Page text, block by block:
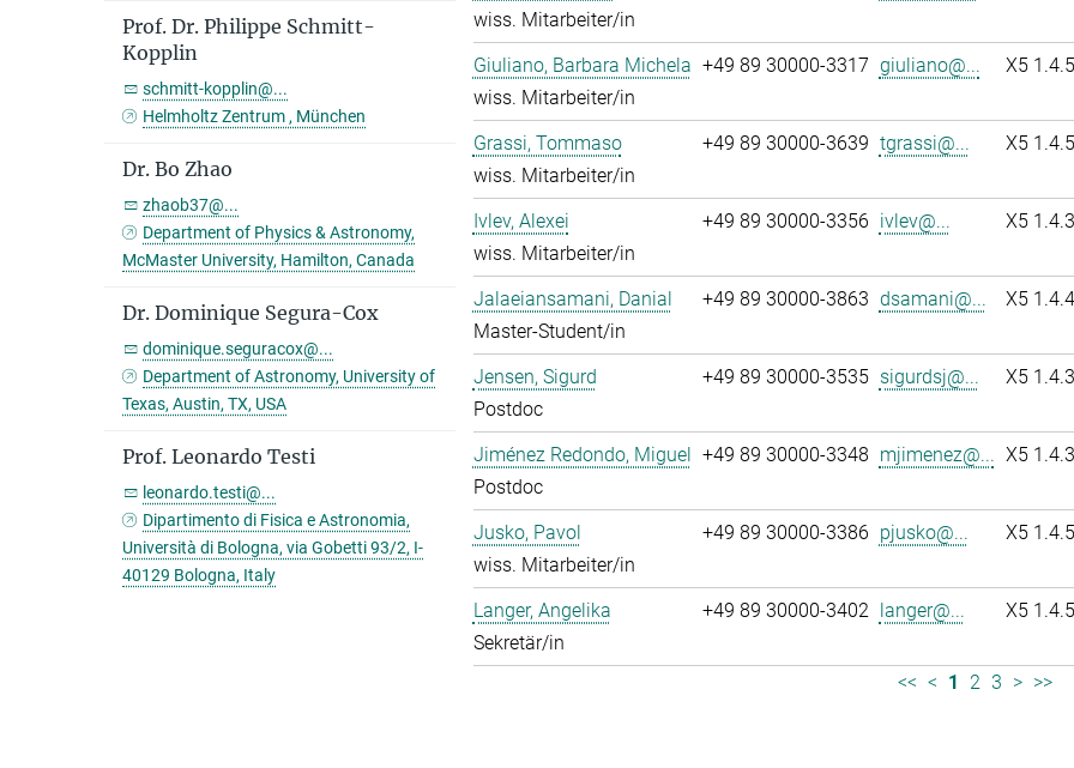
wiss. Mitarbeiter/in
Giuliano, Barbara Michela
wiss. Mitarbeiter/in
+49 89 30000-3317 giuliano@... X5
Grassi, Tommaso
wiss. Mitarbeiter/in
+49 89 30000-3639 tgrassi@... X5
Ivlev, Alexei
wiss. Mitarbeiter/in
+49 89 30000-3356 ivlev@... X5
Jalaeiansamani, Danial
Master-Student/in
+49 89 30000-3863 dsamani@... X5
Jensen, Sigurd
Postdoc
+49 89 30000-3535 sigurdsj@... X5
Jiménez Redondo, Miguel
Postdoc
+49 89 30000-3348 mjimenez@... X5
Jusko, Pavol
wiss. Mitarbeiter/in
+49 89 30000-3386 pjusko@... X5
Langer, Angelika
Sekretär/in
+49 89 30000-3402 langer@... X5
<< < 1 2 3 > >>
Prof. Dr. Philippe Schmitt-
Kopplin
schmitt-kopplin@...
Helmholtz Zentrum , München
Dr. Bo Zhao
zhaob37@...
Department of Physics & Astronomy,
McMaster University, Hamilton, Canada
Dr. Dominique Segura-Cox
dominique.seguracox@...
Department of Astronomy, University of
Texas, Austin, TX, USA
Prof. Leonardo Testi
leonardo.testi@...
Dipartimento di Fisica e Astronomia,
Università di Bologna, via Gobetti 93/2, I-
40129 Bologna, Italy